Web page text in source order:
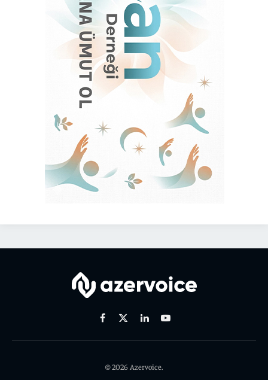
Facebook
X
LinkedinYoutube
© 2026 Azervoice.